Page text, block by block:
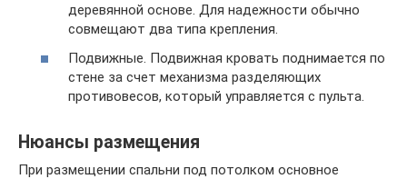
деревянной основе. Для надежности обычно
совмещают два типа крепления.
Подвижные. Подвижная кровать поднимается по
стене за счет механизма разделяющих
противовесов, который управляется с пульта.
Нюансы размещения
При размещении спальни под потолком основное